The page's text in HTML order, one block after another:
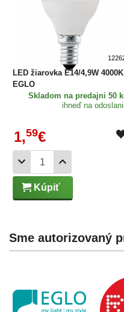
LED žiarovka E14/4,9W 4000K
EGLO
Skladom na predajni 50
ihneď na
1,59€
Kúpiť
Sme autorizovaný